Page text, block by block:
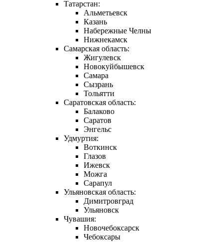
Татарстан:
Альметьевск
Казань
Набережные Челны
Нижнекамск
Самарская область:
Жигулевск
Новокуйбышевск
Самара
Сызрань
Тольятти
Саратовская область:
Балаково
Саратов
Энгельс
Удмуртия:
Воткинск
Глазов
Ижевск
Можга
Сарапул
Ульяновская область:
Димитровград
Ульяновск
Чувашия:
Новочебоксарск
Чебоксары